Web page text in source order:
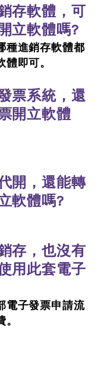
存軟體，可
立軟體嗎?
種進銷存軟體都
即可。
票系統，還
開立軟體
開，還能轉
軟體嗎?
存，也沒有
用此套電子
電子發票申請流